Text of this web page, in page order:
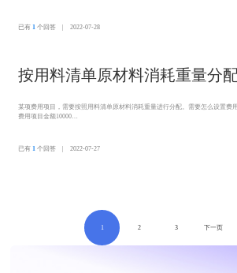
已有1 个回答 | 2022-07-28
按用料清单原材料消耗重量分
某项费用项目，需要按照用料清单原材料消耗重量进行分配。需要怎么设置费
费用项目金额10000
B费用分配结果=10000/(10+25)*25
已有1 个回答 | 2022-07-27
1 2 3 下一页